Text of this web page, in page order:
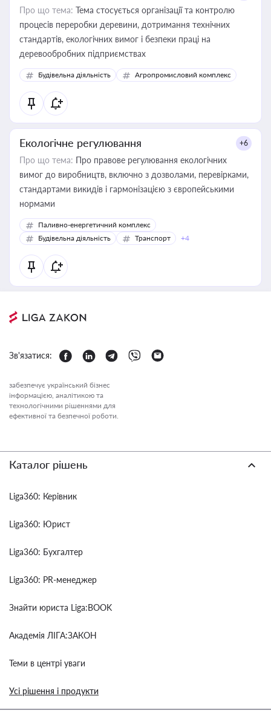
Про що тема: Тема стосується організації та контролю
процесів переробки деревини, дотримання технічних
стандартів, екологічних вимог і безпеки праці на
деревообробних підприємствах
Будівельна діяльність Агропромисловий комплекс
Екологічне регулювання +6
Про що тема: Про правове регулювання екологічних
вимог до виробництв, включно з дозволами, перевірками,
стандартами викидів і гармонізацією з європейськими
нормами
Паливно-енергетичний комплекс
Будівельна діяльність
Транспорт +4
Зв'язатися:
забезпечує український бізнес
інформацією, аналітикою та
технологічними рішеннями для
ефективної та безпечної роботи.
Каталог рішень
Liga360: Керівник
Liga360: Юрист
Liga360: Бухгалтер
Liga360: PR-менеджер
Знайти юриста Liga:BOOK
Академія ЛІГА:ЗАКОН
Теми в центрі уваги
Усі рішення і продукти